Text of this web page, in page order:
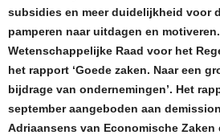
subsidies en meer duidelijkheid voor
pamperen naar uitdagen en
Wetenschappelijke Raad voor het
het rapport ‘Goede zaken. Naar een
bijdrage van ondernemingen’. Het
september aangeboden aan
Adriaansens van Economische Zaken